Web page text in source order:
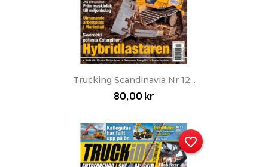
Trucking Scandinavia Nr 12...
80,00 kr
favorite_border